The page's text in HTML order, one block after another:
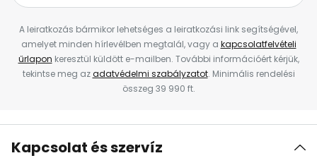
A leiratkozás bármikor lehetséges a leiratkozási link segítségével,
amelyet minden hírlevélben megtalál, vagy a kapcsolatfelvételi
űrlapon keresztül küldött e-mailben. További információért kérjük,
tekintse meg azadatvédelmi szabályzatot. Minimális rendelési
összeg 39 990 ft.
Kapcsolat és szervíz